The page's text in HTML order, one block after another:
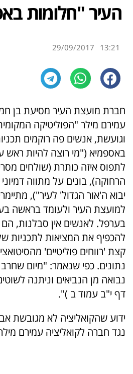
העיר "חלומות
13:21
29/09/2017
חברת מועצת העיר מסיעת בן
עמירם מילר "הפוליטיקה
וגועשת, אנשים פה רוקמים
באספמיא ("מי רוצה להיות ראש
לתפוס איזה כותרת (שולחים
יבוא ה'אור הגדול' לעיר"),
למועצת העיר ולעומד בראשה
בערפל. לאנשים אין סבלנות, הם
להכפיף את המציאות לתכניות
קצת 'רווחים פוליטיים'
נתונים. כפי שנאמר: "מיום
נבואה מן הנביאים וניתנה
דף י"ב עמוד ב )".
ידוע שהקואליציה לא מגובשת
נגד חברה לקואליציה עמירם